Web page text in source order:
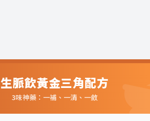
生脈飲黃金三角配方
3味神藥：一補、一清、一斂